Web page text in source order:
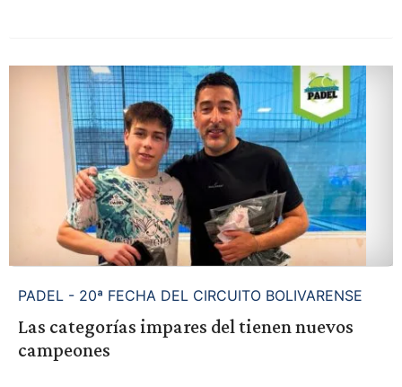
PADEL - 20ª FECHA DEL CIRCUITO BOLIVARENSE
Las categorías impares del tienen nuevos
campeones